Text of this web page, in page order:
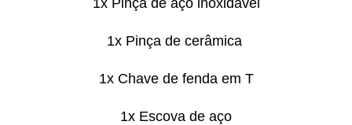
1x Pinça de aço inoxidável
1x Pinça de cerâmica
1x Chave de fenda em T
1x Escova de aço